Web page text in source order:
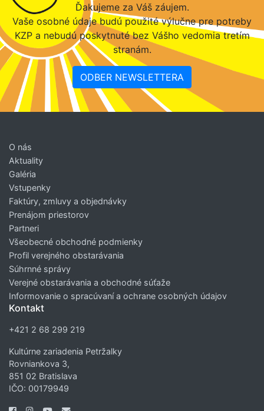
Ďakujeme za Váš záujem.
Vaše osobné údaje budú použité výlučne pre potreby
KZP a nebudú poskytnuté bez Vášho vedomia tretím
stranám.
ODBER NEWSLETTERA
O nás
Aktuality
Galéria
Vstupenky
Faktúry, zmluvy a objednávky
Prenájom priestorov
Partneri
Všeobecné obchodné podmienky
Profil verejného obstarávania
Súhrnné správy
Verejné obstarávania a obchodné súťaže
Informovanie o spracúvaní a ochrane osobných údajov
Kontakt
+421 2 68 299 219
Kultúrne zariadenia Petržalky
Rovniankova 3,
851 02 Bratislava
IČO: 00179949